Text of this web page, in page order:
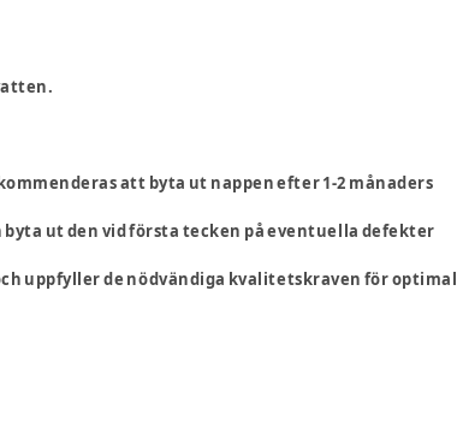
att byta ut nappen efter 1-2 månaders
ut den vid första tecken på eventuella defekter
uppfyller de nödvändiga kvalitetskraven för optimal